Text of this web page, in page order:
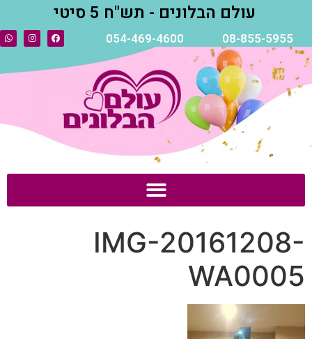
עולם הבלונים - תש"ח 5 סיטי
08-855-5955
054-469-4600
IMG-20161208-
WA0005